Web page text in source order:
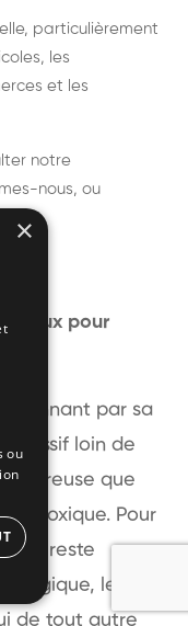
particulièrement
les
et les
notre
nous, ou
pour
par sa
loin de
que
toxique. Pour
elle reste
le
de tout autre
×
ou